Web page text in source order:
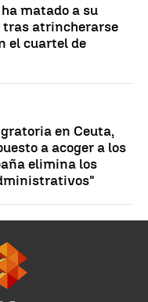
matado a su
tras atrincherarse
el cuartel de
en Ceuta,
a acoger a los
elimina los